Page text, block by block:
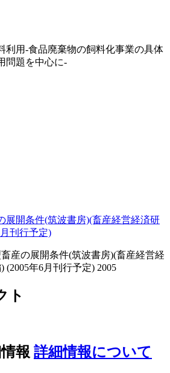
利用-食品廃棄物の飼料化事業の具体
問題を中心に-
展開条件(筑波書房)(畜産経営経済研
刊行予定)
産の展開条件(筑波書房)(畜産経営経
(2005年6月刊行予定) 2005
ト
報 詳細情報について